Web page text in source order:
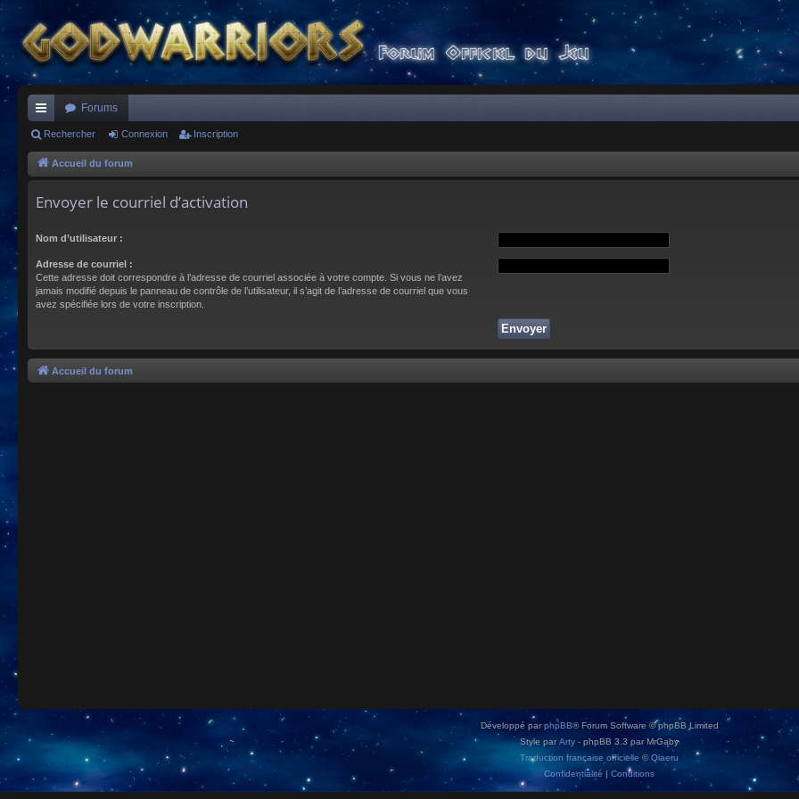
ac
co
s
Forums
Rechercher Connexion Inscription
Accueil du forum
Envoyer le courriel d’activation
Nom d’utilisateur :
Adresse de courriel :
Cette adresse doit correspondre à l’adresse de courriel associée à votre compte. Si vous ne l’avez
jamais modifié depuis le panneau de contrôle de l’utilisateur, il s’agit de l’adresse de courriel que vous
avez spécifiée lors de votre inscription.
Accueil du forum
Développé parphpBB® Forum Software © phpBB Limited
Style par Arty - phpBB 3.3 par MrGaby
Traduction française officielle ©Qiaeru
Confidentialité | Conditions